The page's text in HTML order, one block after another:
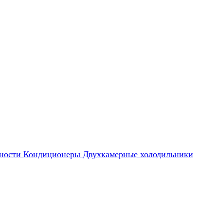
Кондиционеры Двухкамерные холодильники